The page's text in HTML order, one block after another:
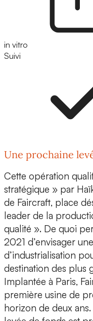
in vitro
Suivi
Une prochaine
Cette opération
stratégique » par
de Faircraft, place
leader de la
qualité ». De quoi
2021 d’envisager
d’industrialisation
destination des plus
Implantée à Paris,
première usine de
horizon de deux